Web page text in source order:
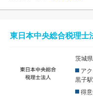
東日本中央総合税理士
茨城
ア
黒子駅
得